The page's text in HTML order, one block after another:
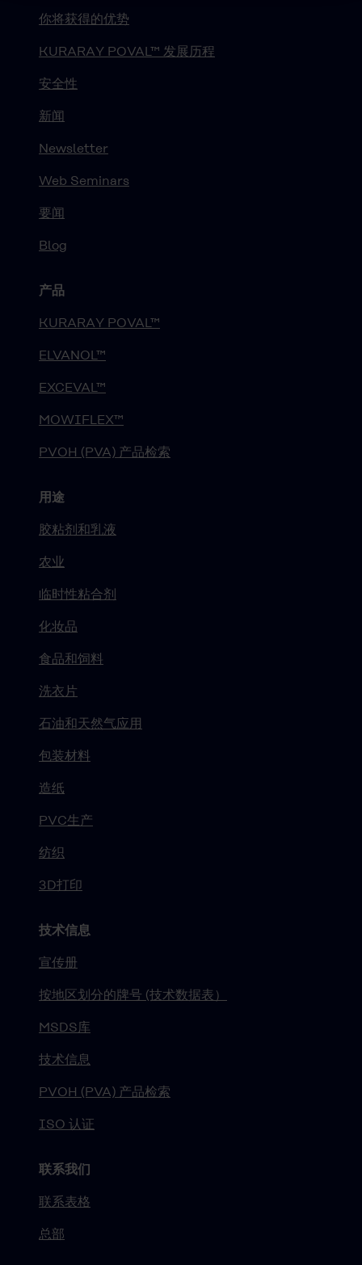
你将获得的优势
KURARAY POVAL™ 发展历程
安全性
新闻
Newsletter
Web Seminars
要闻
Blog
产品
KURARAY POVAL™
ELVANOL™
EXCEVAL™
MOWIFLEX™
PVOH (PVA) 产品检索
用途
胶粘剂和乳液
农业
临时性粘合剂
化妆品
食品和饲料
洗衣片
石油和天然气应用
包装材料
造纸
PVC生产
纺织
3D打印
技术信息
宣传册
按地区划分的牌号 (技术数据表）
MSDS库
技术信息
PVOH (PVA) 产品检索
ISO 认证
联系我们
联系表格
总部